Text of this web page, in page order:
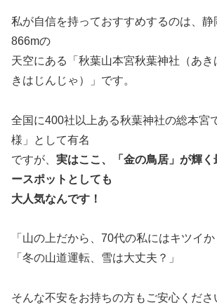
私が自信を持っておすすめするのは、静
866mの
天空にある「秋葉山本宮秋葉神社（あ
きはじんじゃ）」です。
全国に400社以上ある秋葉神社の総本宮
様」として有名
ですが、 実はここ、「金の鳥居」が輝く
ースポットとしても
大人気なんです！
「山の上だから、70代の私にはキツイ
「冬の山道運転、雪は大丈夫？」
そんな不安をお持ちの方もご安心くださ